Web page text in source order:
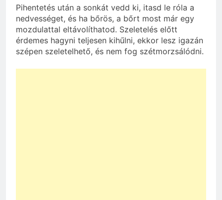
Pihentetés után a sonkát vedd ki, itasd le róla a
nedvességet, és ha bőrös, a bőrt most már egy
mozdulattal eltávolíthatod. Szeletelés előtt
érdemes hagyni teljesen kihűlni, ekkor lesz igazán
szépen szeletelhető, és nem fog szétmorzsálódni.